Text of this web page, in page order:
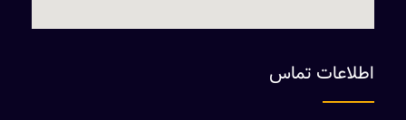
اطلاعات تماس